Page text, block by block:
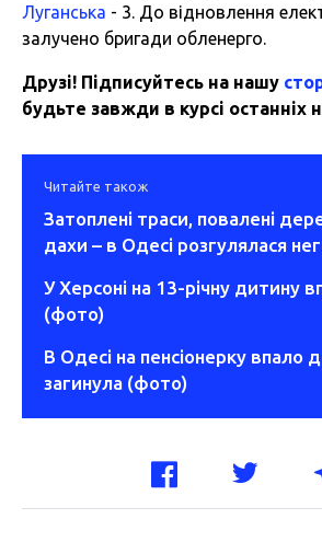
Луганська - 3. До відновлення
залучено бригади обленерго.
Друзі! Підписуйтесь на нашу
будьте завжди в курсі останніх
Читайте також
Затоплені траси, повалені
дахи – в Одесі розгулялася
У Херсоні на 13-річну дитину
(фото)
В Одесі на пенсіонерку впало
загинула (фото)